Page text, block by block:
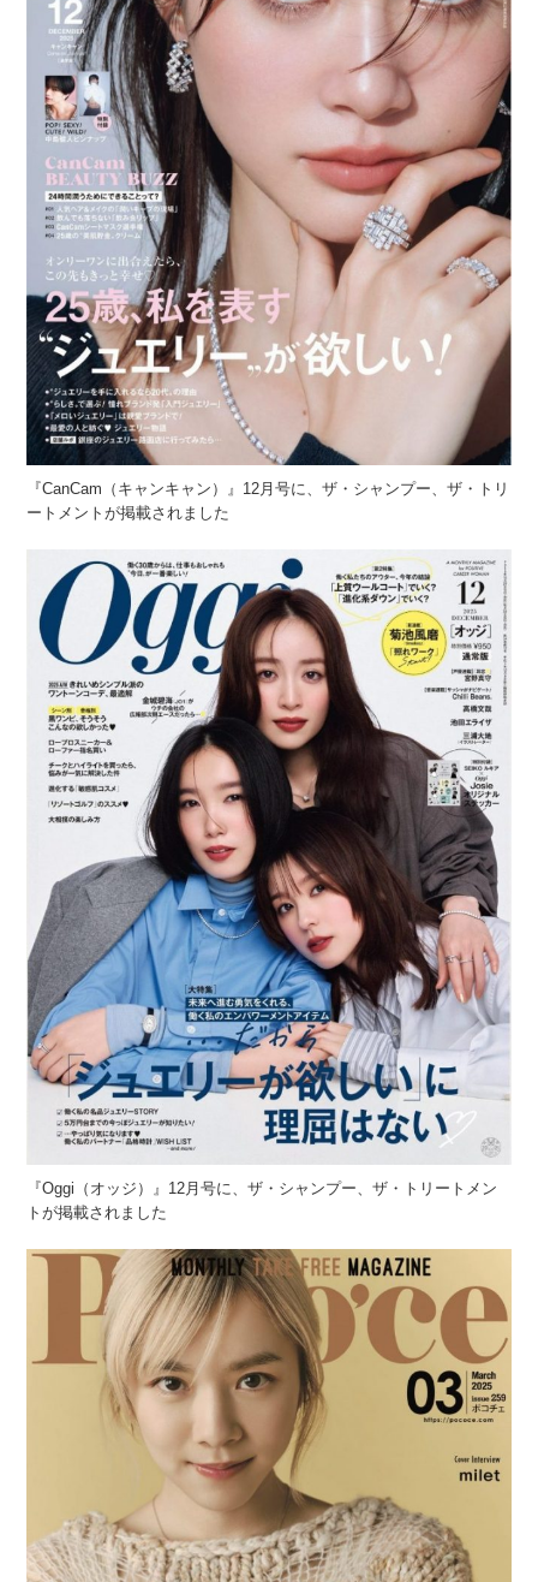
『CanCam（キャンキャン）』12月号に、ザ・シャンプー、ザ・トリ
ートメントが掲載されました
『Oggi（オッジ）』12月号に、ザ・シャンプー、ザ・トリートメン
トが掲載されました